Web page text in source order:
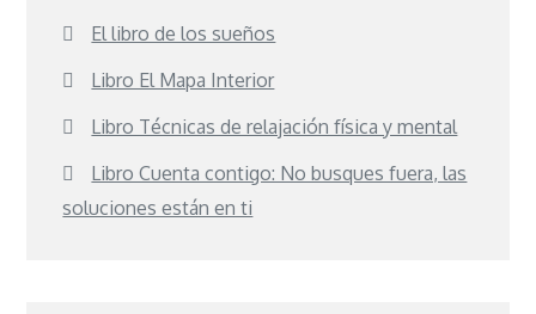
El libro de los sueños
Libro El Mapa Interior
Libro Técnicas de relajación física y mental
Libro Cuenta contigo: No busques fuera, las
soluciones están en ti